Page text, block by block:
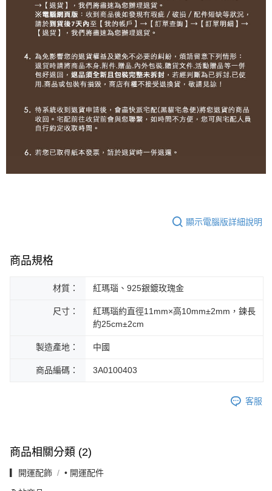
顯示電腦版詳細說明
商品規格
材質： 紅瑪瑙、925銀鍍玫瑰金
尺寸：
紅瑪瑙約直徑11mm×高10mm±2mm，鍊長
約25cm±2cm
製造產地： 中國
商品編碼： 3A0100403
客服
商品相關分類 (2)
▎開運配飾 • 開運配件